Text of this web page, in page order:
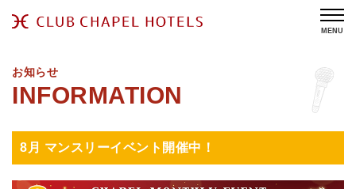
MENU
お知らせ
8月 マンスリーイベント開催中！